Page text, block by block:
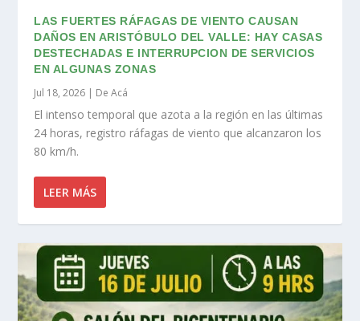
LAS FUERTES RÁFAGAS DE VIENTO CAUSAN
DAÑOS EN ARISTÓBULO DEL VALLE: HAY CASAS
DESTECHADAS E INTERRUPCION DE SERVICIOS
EN ALGUNAS ZONAS
Jul 18, 2026 | De Acá
El intenso temporal que azota a la región en las últimas
24 horas, registro ráfagas de viento que alcanzaron los
80 km/h.
LEER MÁS